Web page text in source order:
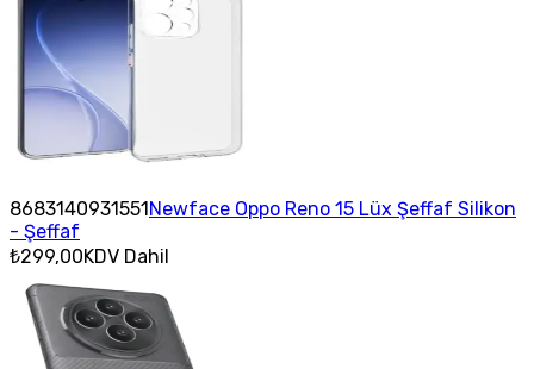
8683140931551Newface Oppo Reno 15 Lüx Şeffaf Silikon
- Şeffaf
₺299,00KDV Dahil